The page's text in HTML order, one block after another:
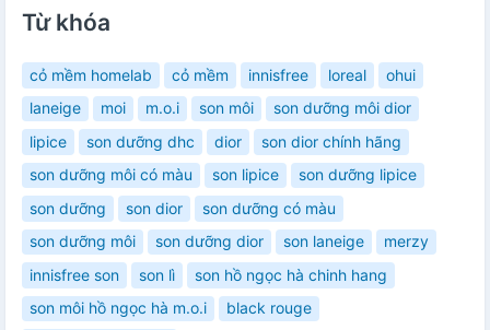
Từ khóa
cỏ mềm homelab cỏ mềm innisfree loreal
ohui
laneige
moi m.o.i son môi
son dưỡng môi dior
lipice
son dưỡng dhc dior
son dior chính hãng
son dưỡng môi có màu
son lipice
son dưỡng lipice
son dưỡng
son dior
son dưỡng có màu
son dưỡng môi
son dưỡng dior son laneige
merzy
innisfree son
son lì
son hồ ngọc hà chinh hang
son môi hồ ngọc hà m.o.i
black rouge